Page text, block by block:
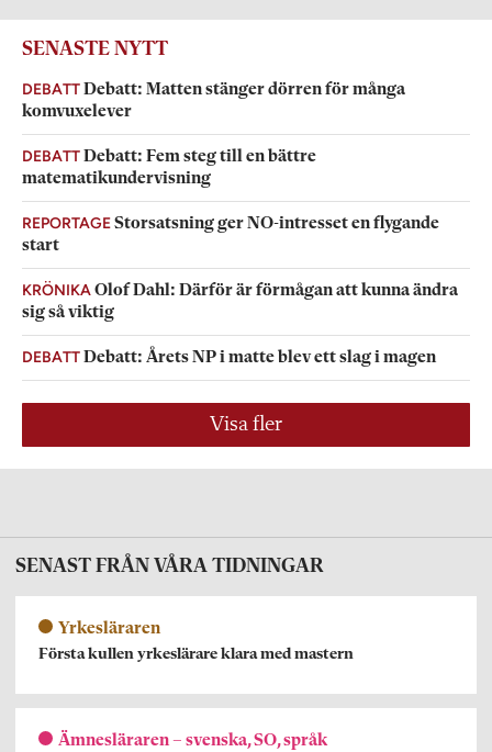
SENASTE NYTT
DEBATTDebatt: Matten stänger dörren för många
komvuxelever
DEBATTDebatt: Fem steg till en bättre
matematikundervisning
REPORTAGEStorsatsning ger NO-intresset en flygande
start
KRÖNIKAOlof Dahl: Därför är förmågan att kunna ändra
sig så viktig
DEBATTDebatt: Årets NP i matte blev ett slag i magen
Visa fler
SENAST FRÅN VÅRA TIDNINGAR
Yrkesläraren
Första kullen yrkeslärare klara med mastern
Ämnesläraren – svenska, SO, språk